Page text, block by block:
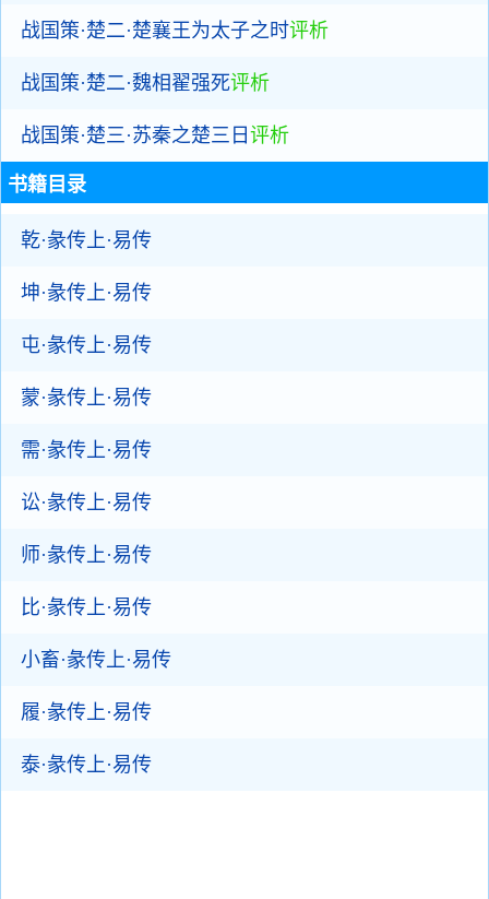
战国策·楚二·楚襄王为太子之时评析
战国策·楚二·魏相翟强死评析
战国策·楚三·苏秦之楚三日 评析
书籍目录
乾·彖传上·易传
坤·彖传上·易传
屯·彖传上·易传
蒙·彖传上·易传
需·彖传上·易传
讼·彖传上·易传
师·彖传上·易传
比·彖传上·易传
小畜·彖传上·易传
履·彖传上·易传
泰·彖传上·易传